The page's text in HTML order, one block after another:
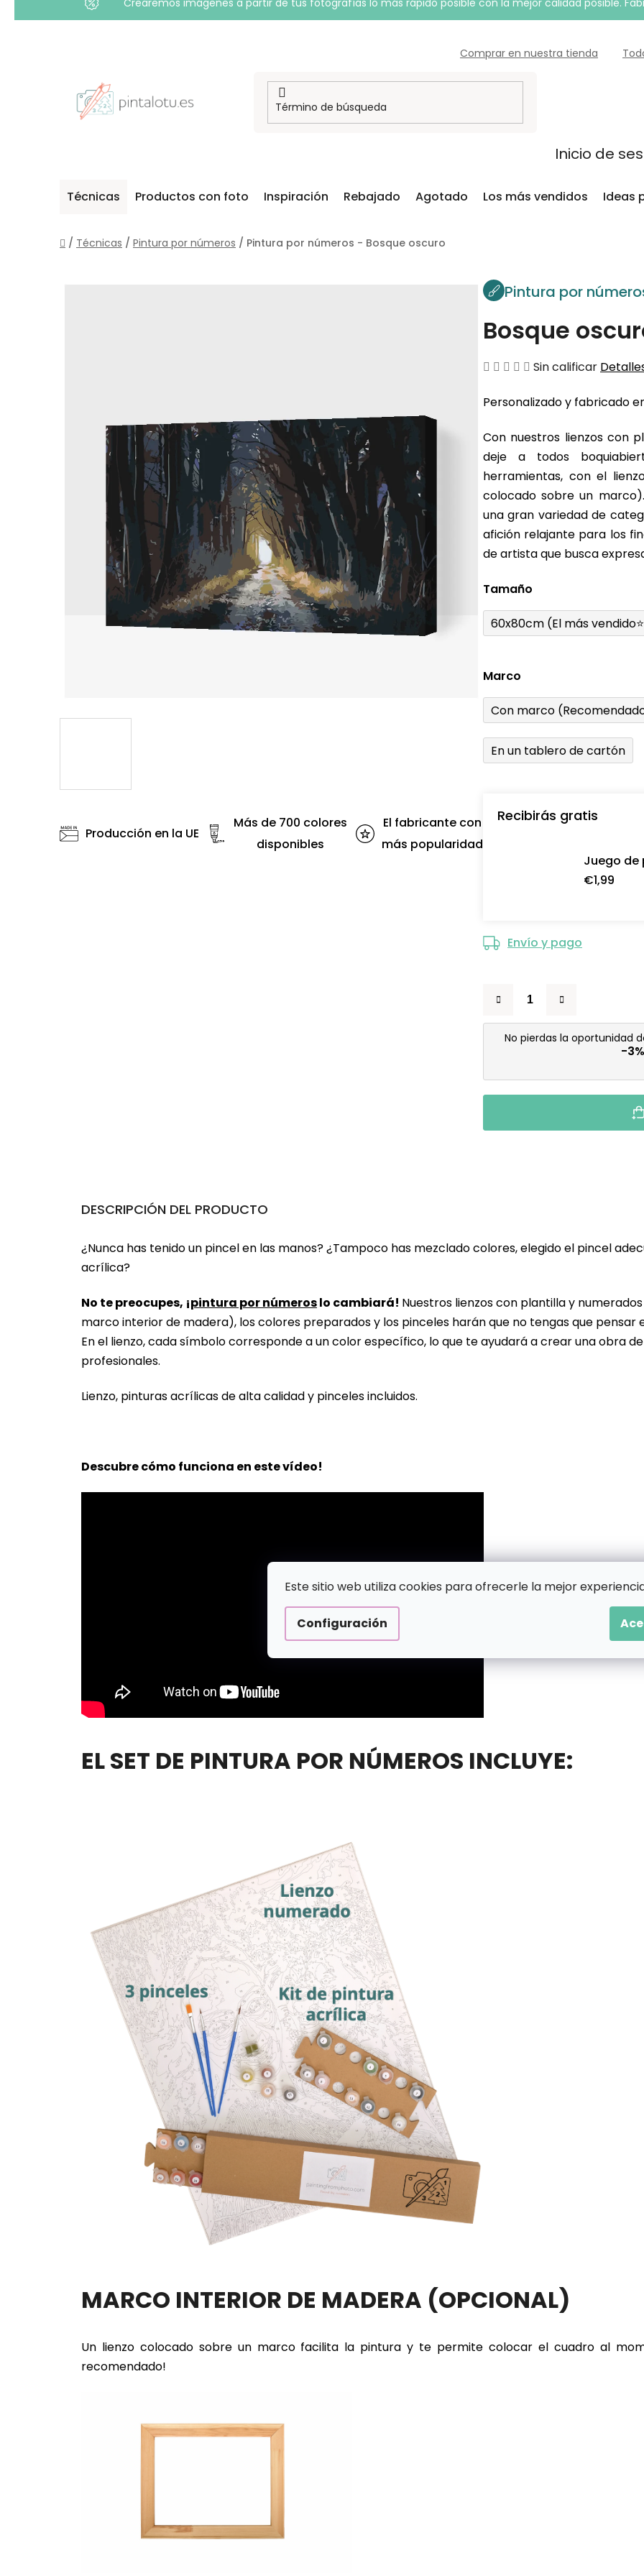
Este sitio web utiliza cookies para ofrecerle la mejor
Configuración
Crearemos imágenes a partir de tus fotografías lo más rápido posible con la mejor calidad posible.
Comprar en nuestra tienda
Inicio de
Técnicas Productos con foto Inspiración Rebajado Agotado Los más vendidos Ideas
Inicio
/ Técnicas / Pintura por números / Pintura por números - Bosque oscuro
Pintura por
Bosque
La
media
producto
es
de
0,0
sobre
5
estrellas.
Sin calificar
Personalizado y fabricado
Con nuestros lienzos con
deje a todos
herramientas, con el
colocado sobre un
una gran variedad de
afición relajante para los
de artista que busca
Tamaño
60x80cm (El más
Marco
Con marco
En un tablero de cartón
Recibirás gratis
Juego de
€1,99
Envío y pago
No pierdas la oportunidad
-3%
Producción en la UE
Más de 700 colores
disponibles
El fabricante con
más popularidad
DESCRIPCIÓN DEL PRODUCTO
¿Nunca has tenido un pincel en las manos? ¿Tampoco has mezclado colores, elegido el pincel
acrílica?
No te preocupes, ¡pintura por númeroslo cambiará! Nuestros lienzos con plantilla y
marco interior de madera), los colores preparados y los pinceles harán que no tengas que pensar
En el lienzo, cada símbolo corresponde a un color específico, lo que te ayudará a crear una obra
profesionales.
Lienzo, pinturas acrílicas de alta calidad y pinceles incluidos.
Descubre cómo funciona en este vídeo!
EL SET DE PINTURA POR NÚMEROS INCLUYE:
MARCO INTERIOR DE MADERA (OPCIONAL)
Un lienzo colocado sobre un marco facilita la pintura y te permite colocar el cuadro al
recomendado!